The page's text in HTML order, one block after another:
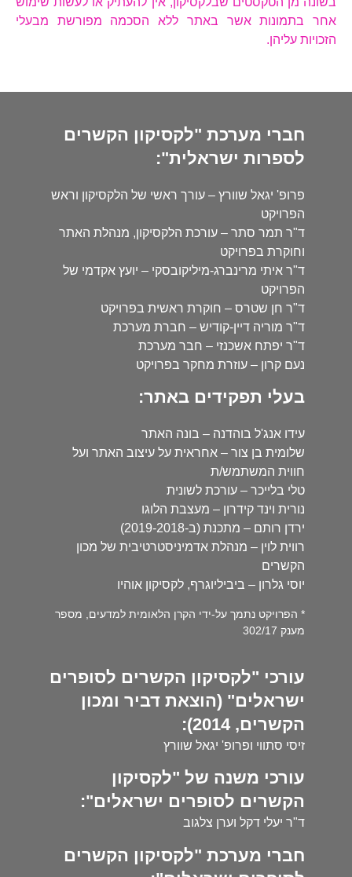
אחר בתמונות אשר באתר ללא הסכמה מפורשת מבעלי
הזכויות עליהן.
חברי מערכת "לקסיקון הקשרים
לספרות ישראלית":
פרופ' יגאל שוורץ – עורך ראשי של הלקסיקון וראש
הפרויקט
ד"ר תמר סתר – עורכת הלקסיקון, מנהלת האתר
וחוקרת בפרויקט
ד"ר איתי מרינברג-מיליקובסקי – יועץ אקדמי של
הפרויקט
ד"ר חן שטרס – חוקרת ראשית בפרויקט
ד"ר מוריה דיין-קודיש – חברת מערכת
ד"ר יפתח אשכנזי – חבר מערכת
נעם קרון – עוזרת מחקר בפרויקט
בעלי תפקידים באתר:
עידו אנג'ל בוהדנה – בונה האתר
שלומית בן צור – אחראית על עיצוב האתר ועל
חווית המשתמש/ת
טלי בלייכר – עורכת לשונית
נורית וינד קידרון – מעצבת הלוגו
ירדן רותם – מתכנת (ב-2019-2018)
רווית לוין – מנהלת אדמיניסטרטיבית של מכון
הקשרים
יוסי גלרון – ביביליוגרף, לקסיקון אוהיו
* הפרויקט נתמך על-ידי הקרן הלאומית למדעים, מספר
מענק 302/17
עורכי "לקסיקון הקשרים לסופרים
ישראלים" (הוצאת דביר ומכון
הקשרים, 2014):
זיסי סתווי ופרופ' יגאל שוורץ
עורכי משנה של "לקסיקון
הקשרים לסופרים ישראלים":
ד"ר יעלי דקל וערן צלגוב
חברי מערכת "לקסיקון הקשרים